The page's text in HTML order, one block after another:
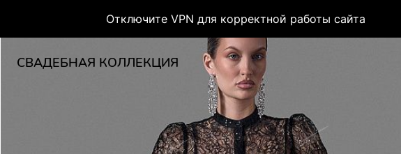
Отключите VPN для корректной работы сайта
СВАДЕБНАЯ КОЛЛЕКЦИЯ